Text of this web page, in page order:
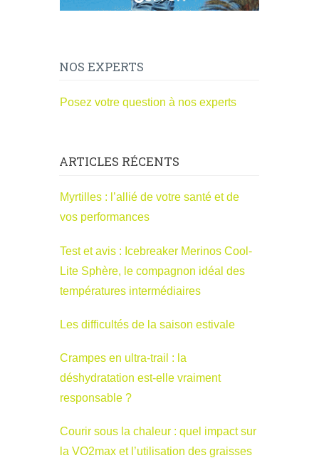
NOS EXPERTS
Posez votre question à nos experts
ARTICLES RÉCENTS
Myrtilles : l’allié de votre santé et de
vos performances
Test et avis : Icebreaker Merinos Cool-
Lite Sphère, le compagnon idéal des
températures intermédiaires
Les difficultés de la saison estivale
Crampes en ultra-trail : la
déshydratation est-elle vraiment
responsable ?
Courir sous la chaleur : quel impact sur
la VO2max et l’utilisation des graisses